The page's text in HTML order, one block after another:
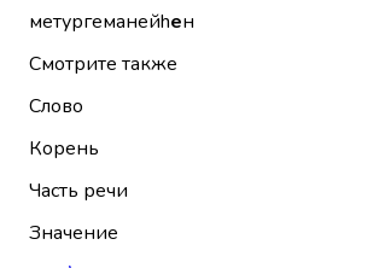
метургеманейhен
Смотрите также
Слово
Корень
Часть речи
Значение